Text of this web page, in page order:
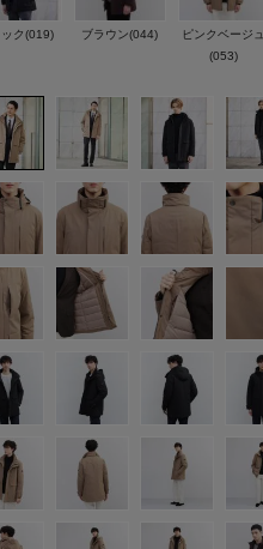
ック(019) ブラウン(044)
ピンクベージュ
(053)